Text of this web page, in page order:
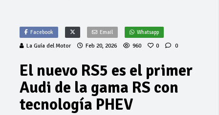
Facebook Email Whatsapp
La Guía del Motor Feb 20, 2026 960 0 0
El nuevo RS5 es el primer
Audi de la gama RS con
tecnología PHEV